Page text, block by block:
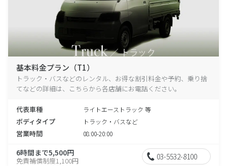
基本料金プラン（T1）
トラック・バスなどのレンタル、お得な割引料金や予約、乗り捨
てなどの詳細は、こちらから各店舗にお電話ください。
代表車種 ライトエーストラック 等
ボディタイプ トラック・バスなど
営業時間 08:00-20:00
6時間まで5,500円
免責補償制度1,100円 03-5532-8100